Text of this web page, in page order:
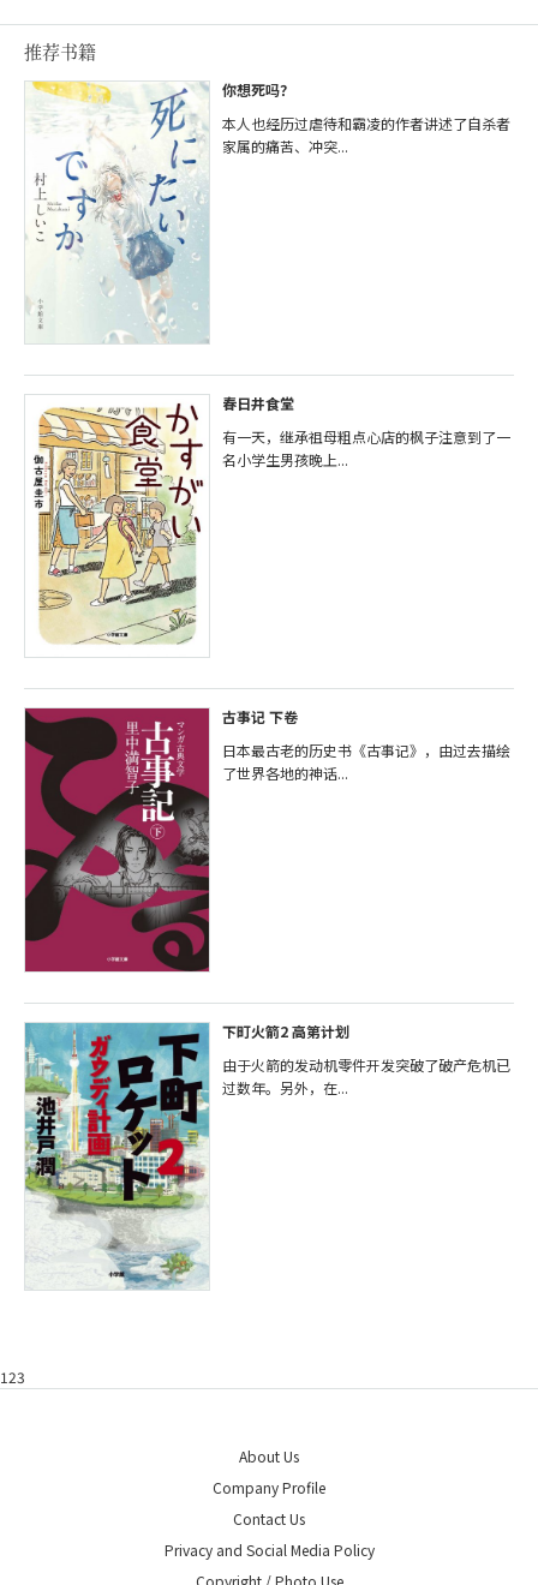
推荐书籍
你想死吗？
本人也经历过虐待和霸凌的作者讲述了自杀者
家属的痛苦、冲突...
春日井食堂
有一天，继承祖母粗点心店的枫子注意到了一
名小学生男孩晚上...
古事记 下卷
日本最古老的历史书《古事记》，由过去描绘
了世界各地的神话...
下町火箭2 高第计划
由于火箭的发动机零件开发突破了破产危机已
过数年。另外，在...
123
About Us
Company Profile
Contact Us
Privacy and Social Media Policy
Copyright / Photo Use